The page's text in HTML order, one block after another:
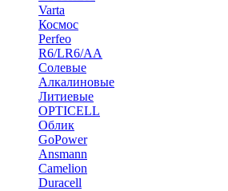
Varta
Космос
Perfeo
R6/LR6/AA
Солевые
Алкалиновые
Литиевые
OPTICELL
Облик
GoPower
Ansmann
Camelion
Duracell